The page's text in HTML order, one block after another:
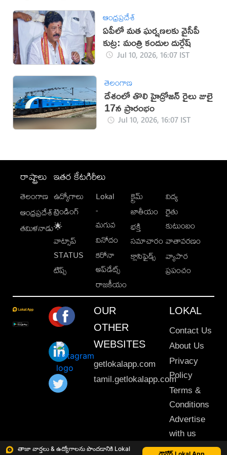
తాజా వార్తలు & ఉద్యోగాలను పొందడానికి Lokal
ఆంధ్రప్రదేశ్
ఏపీలో మత ఘర్షణలకు వైసీపీ
కుట్ర: మంత్రి కందుల దుర్గేష్
Jul 10, 2026, 16:07 IST
తెలంగాణ
దేశంలో తొలి హైడ్రోజన్ రైలు జులై
17న ప్రారంభం
Jul 10, 2026, 16:07 IST
రాష్ట్రాలు
తెలంగాణ
ఆంధ్రప్రదేశ్
తమిళనాడు
ఇతర కేటగిరీలు
ఉద్యోగాలు
ట్రెండింగ్
🌟
వాట్సాప్
STATUS
టిప్స్
Lokal
-
మగువ
వినోదం
కరోనా
అప్‌డేట్స్
రాజకీయం
క్రైమ్
జాతీయం
భక్తి
సమాచారం
క్లాసిఫైడ్స్
విద్య
రైతు
కుటుంబం
వాతావరణం
వ్యాపార
ప్రపంచం
OUR
OTHER
WEBSITES
getlokalapp.com
tamil.getlokalapp.com
LOKAL
Contact Us
About Us
Privacy
Policy
Terms &
Conditions
Advertise
with us
Sitemap